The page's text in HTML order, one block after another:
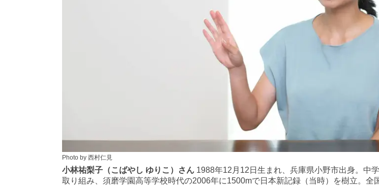
Photo by 西村仁見
小林祐梨子（こばやし ゆりこ）さん 1988年12月12日生まれ、兵庫県小野市出身。中
取り組み、須磨学園高等学校時代の2006年に1500mで日本新記録（当時）を樹立。全